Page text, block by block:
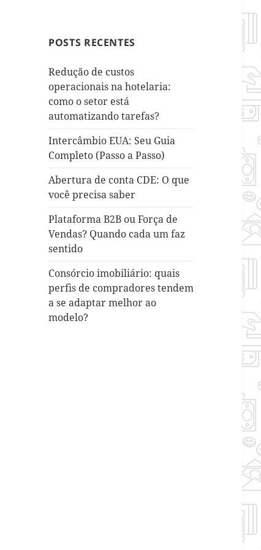
POSTS RECENTES
Redução de custos
operacionais na hotelaria:
como o setor está
automatizando tarefas?
Intercâmbio EUA: Seu Guia
Completo (Passo a Passo)
Abertura de conta CDE: O que
você precisa saber
Plataforma B2B ou Força de
Vendas? Quando cada um faz
sentido
Consórcio imobiliário: quais
perfis de compradores tendem
a se adaptar melhor ao
modelo?